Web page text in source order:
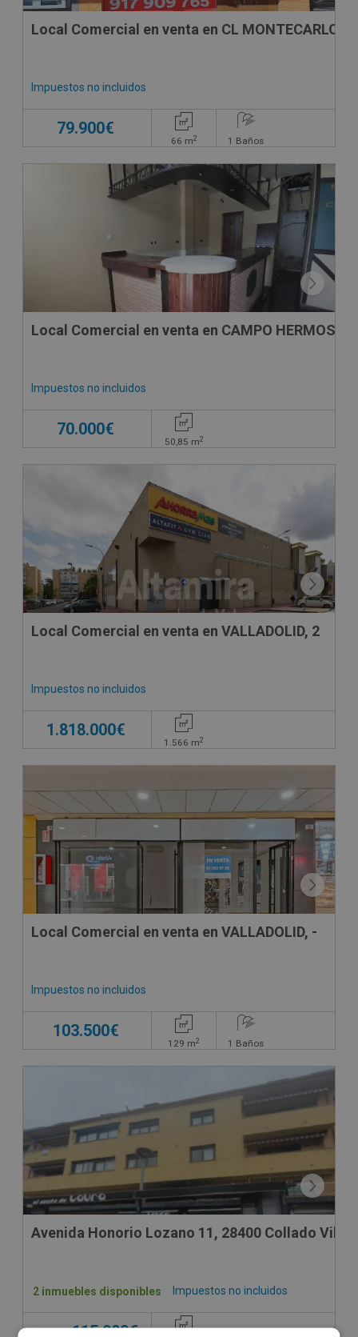
Local Comercial en venta en CL MONTECARLO, 1
Impuestos no incluidos
79.900€
66 m2 1 Baños
Local Comercial en venta en CAMPO HERMOSO,
Impuestos no incluidos
70.000€
50,85 m2
Local Comercial en venta en VALLADOLID, 2
Impuestos no incluidos
1.818.000€
1.566 m2
Local Comercial en venta en VALLADOLID, -
Impuestos no incluidos
103.500€
129 m2 1 Baños
Avenida Honorio Lozano 11, 28400 Collado
Impuestos no incluidos
2 inmuebles disponibles
115.000€